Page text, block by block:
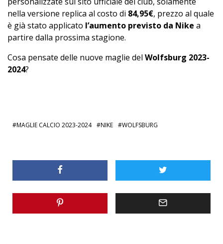
nella versione replica al costo di 84,95€, prezzo al quale
è già stato applicato l’aumento previsto da Nike a
partire dalla prossima stagione.
Cosa pensate delle nuove maglie del Wolfsburg 2023-
2024?
MAGLIE CALCIO 2023-2024 NIKE WOLFSBURG